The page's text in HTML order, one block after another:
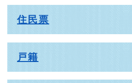
住民票
戸籍